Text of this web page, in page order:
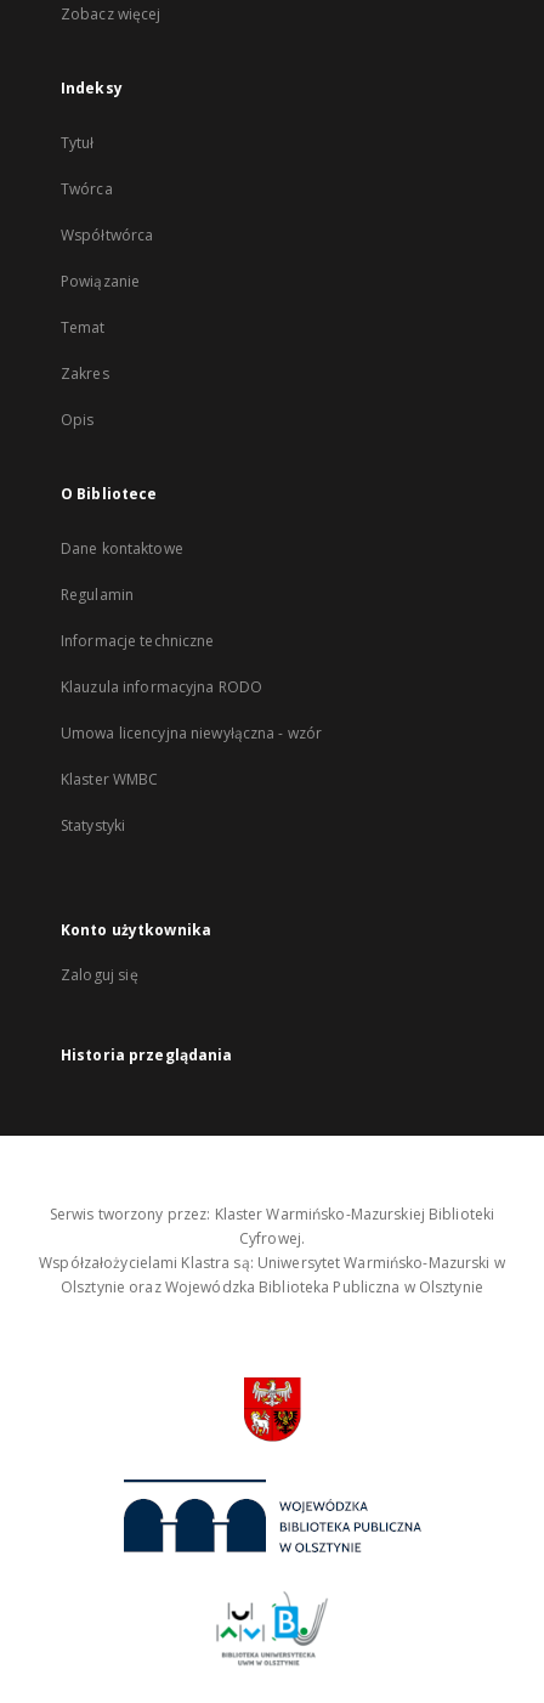
Zobacz więcej
Indeksy
Tytuł
Twórca
Współtwórca
Powiązanie
Temat
Zakres
Opis
O Bibliotece
Dane kontaktowe
Regulamin
Informacje techniczne
Klauzula informacyjna RODO
Umowa licencyjna niewyłączna - wzór
Klaster WMBC
Statystyki
Konto użytkownika
Zaloguj się
Historia przeglądania
Serwis tworzony przez: Klaster Warmińsko-Mazurskiej Biblioteki
Cyfrowej.
Współzałożycielami Klastra są: Uniwersytet Warmińsko-Mazurski w
Olsztynie oraz Wojewódzka Biblioteka Publiczna w Olsztynie